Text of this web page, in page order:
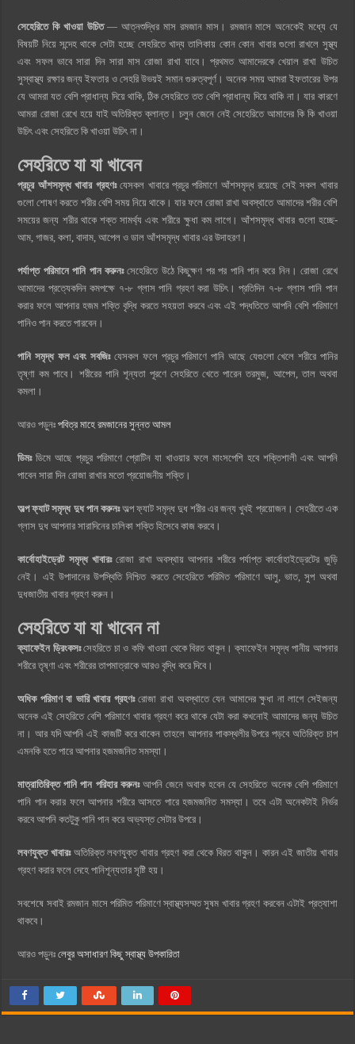
সেহেরিতে কি খাওয়া উচিত— আত্নশুদ্ধির মাস রমজান মাস। রমজান মাসে অনেকেই মধ্যে যে
বিষয়টি নিয়ে সন্দেহ থাকে সেটা হচ্ছে সেহরিতে খাদ্য তালিকায় কোন কোন খাবার গুলো রাখলে সুস্থ্য
এবং সফল ভাবে সারা দিন সারা মাস রোজা রাখা যাবে। প্রথমত আমাদেরকে খেয়াল রাখা উচিত
সুস্বাস্থ্য রক্ষার জন্য ইফতার ও সেহরি উভয়ই সমান গুরুত্বপূর্ণ। অনেক সময় আমরা ইফতারের উপর
যে আমরা যত বেশি প্রাধান্য দিয়ে থাকি, ঠিক সেহরিতে তত বেশি প্রাধান্য দিয়ে থাকি না। যার কারণে
আমরা রোজা রেখে হয়ে যাই অতিরিক্ত ক্লান্ত। চলুন জেনে নেই সেহেরিতে আমাদের কি কি খাওয়া
উচিৎ এবং সেহরিতে কি খাওয়া উচিৎ না।
সেহরিতে যা যা খাবেন
প্রচুর আঁশসমৃদ্ধ খাবার গ্রহণঃযেসকল খাবারে প্রচুর পরিমাণে আঁশসমৃদ্ধ রয়েছে সেই সকল খাবার
গুলো শোষণ করতে শরীর বেশি সময় নিয়ে থাকে। যার ফলে রোজা রাখা অবস্থাতে আমাদের শরীর বেশি
সময়ের জন্য শরীর থাকে শক্ত সামর্থ্য এবং শরীরে ক্ষুধা কম লাগে। আঁশসমৃদ্ধ খাবার গুলো হচ্ছে-
আম, গাজর, কলা, বাদাম, আপেল ও ডাল আঁশসমৃদ্ধ খাবার এর উদাহরণ।
পর্যাপ্ত পরিমানে পানি পান করুনঃসেহেরিতে উঠে কিছুক্ষণ পর পর পানি পান করে নিন। রোজা রেখে
আমাদের প্রত্যেকদিন কমপক্ষে ৭-৮ গ্লাস পানি গ্রহণ করা উচিৎ। প্রতিদিন ৭-৮ গ্লাস পানি পান
করার ফলে আপনার হজম শক্তি বৃদ্ধি করতে সহয়তা করবে এবং এই পদ্ধতিতে আপনি বেশি পরিমাণে
পানিও পান করতে পারবেন।
পানি সমৃদ্ধ ফল এবং সবজিঃযেসকল ফলে প্রচুর পরিমাণে পানি আছে যেগুলো খেলে শরীরে পানির
তৃষ্ণা কম পাবে। শরীরের পানি শূন্যতা পূরণে সেহরিতে খেতে পারেন তরমুজ, আপেল, তাল অথবা
কমলা।
আরও পড়ুনঃপবিত্র মাহে রমজানের সুন্নত আমল
ডিমঃডিমে আছে প্রচুর পরিমাণে প্রোটিন যা খাওয়ার ফলে মাংসপেশি হবে শক্তিশালী এবং আপনি
পাবেন সারা দিন রোজা রাখার মতো প্রয়োজনীয় শক্তি।
অল্প ফ্যাট সমৃদ্ধ দুধ পান করুনঃঅল্প ফ্যাট সমৃদ্ধ দুধ শরীর এর জন্য খুবই প্রয়োজন। সেহরীতে এক
গ্লাস দুধ আপনার সারাদিনের চালিকা শক্তি হিসেবে কাজ করবে।
কার্বোহাইড্রেট সমৃদ্ধ খাবারঃরোজা রাখা অবস্থায় আপনার শরীরে পর্যাপ্ত কার্বোহাইড্রেটের জুড়ি
নেই। এই উপাদানের উপস্থিতি নিশ্চিত করতে সেহেরিতে পরিমিত পরিমাণে আলু, ভাত, সুপ অথবা
দুধজাতীয় খাবার গ্রহণ করুন।
সেহরিতে যা যা খাবেন না
ক্যাফেইন ড্রিংকসঃসেহরিতে চা ও কফি খাওয়া থেকে বিরত থাকুন। ক্যাফেইন সমৃদ্ধ পানীয় আপনার
শরীরে তৃষ্ণা এবং শরীরের তাপমাত্রাকে আরও বৃদ্ধি করে দিবে।
অধিক পরিমাণ বা ভারি খাবার গ্রহণঃরোজা রাখা অবস্থাতে যেন আমাদের ক্ষুধা না লাগে সেইজন্য
অনেক এই সেহরিতে বেশি পরিমাণে খাবার গ্রহণ করে থাকে যেটা করা কখনোই আমাদের জন্য উচিত
না। আর যদি আপনি এই কাজটি করে থাকেন তাহলে আপনার পাকস্থলীর উপরে পড়বে অতিরিক্ত চাপ
এমনকি হতে পারে আপনার হজমজনিত সমস্যা।
মাত্রাতিরিক্ত পানি পান পরিহার করুনঃআপনি জেনে অবাক হবেন যে সেহরিতে অনেক বেশি পরিমাণে
পানি পান করার ফলে আপনার শরীরে আসতে পারে হজমজনিত সমস্যা। তবে এটা অনেকটাই নির্ভর
করবে আপনি কতটুকু পানি পান করে অভ্যস্ত সেটার উপরে।
লবণযুক্ত খাবারঃঅতিরিক্ত লবণযুক্ত খাবার গ্রহণ করা থেকে বিরত থাকুন। কারন এই জাতীয় খাবার
গ্রহণ করার ফলে দেহে পানিশূন্যতার সৃষ্টি হয়।
সবশেষে সবাই রমজান মাসে পরিমিত পরিমাণে স্বাস্থ্যসম্মত সুষম খাবার গ্রহণ করবেন এটাই প্রত্যাশা
থাকবে।
আরও পড়ুনঃলেবুর অসাধারণ কিছু স্বাস্থ্য উপকারিতা